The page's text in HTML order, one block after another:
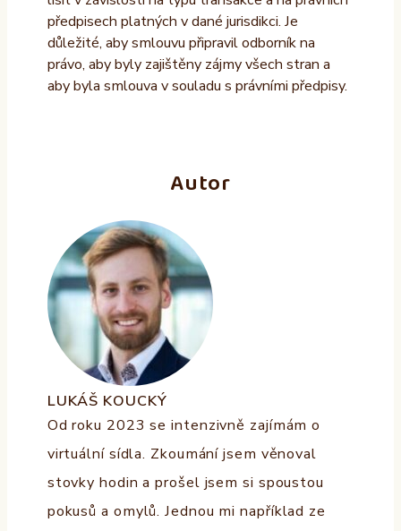
předpisech platných v dané jurisdikci. Je
důležité, aby smlouvu připravil odborník na
právo, aby byly zajištěny zájmy všech stran a
aby byla smlouva v souladu s právními předpisy.
Autor
LUKÁŠ KOUCKÝ
Od roku 2023 se intenzivně zajímám o
virtuální sídla. Zkoumání jsem věnoval
stovky hodin a prošel jsem si spoustou
pokusů a omylů. Jednou mi například ze